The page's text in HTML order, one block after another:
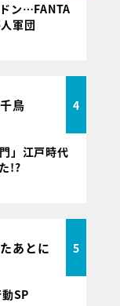
ン…FANTA
軍団
鳥 4
」江戸時代
!?
あとに 5
SP